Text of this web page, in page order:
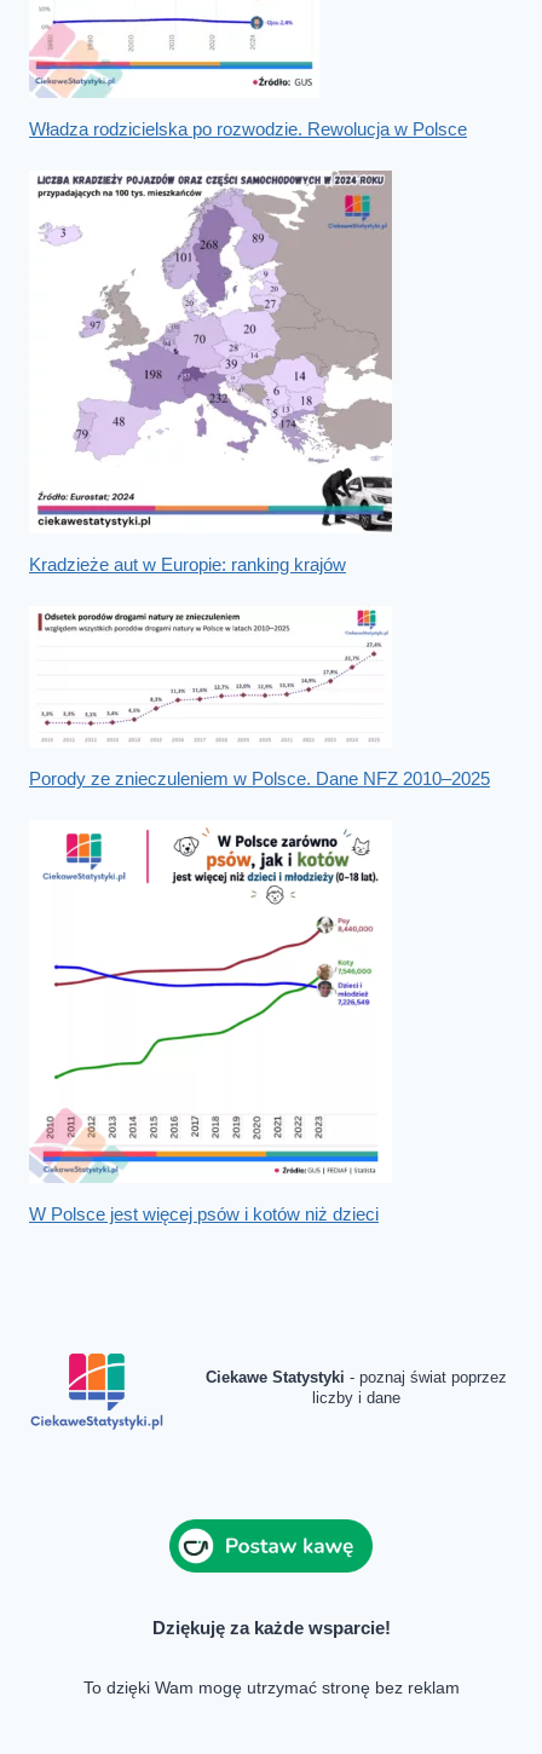
Władza rodzicielska po rozwodzie. Rewolucja w Polsce
Kradzieże aut w Europie: ranking krajów
Porody ze znieczuleniem w Polsce. Dane NFZ 2010–2025
W Polsce jest więcej psów i kotów niż dzieci
Ciekawe Statystyki - poznaj świat poprzez
liczby i dane
Dziękuję za każde wsparcie!
To dzięki Wam mogę utrzymać stronę bez reklam